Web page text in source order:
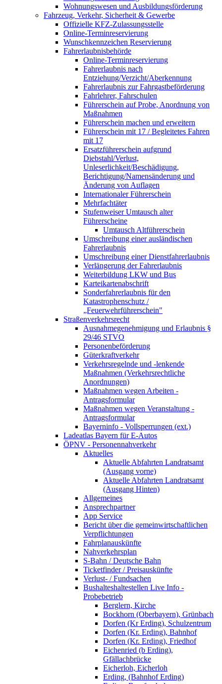
Wohnungswesen und Ausbildungsförderung
Fahrzeug, Verkehr, Sicherheit & Gewerbe
Offizielle KFZ-Zulassungsstelle
Online-Terminreservierung
Wunschkennzeichen Reservierung
Fahrerlaubnisbehörde
Online-Terminreservierung
Fahrerlaubnis nach
Entziehung/Verzicht/Aberkennung
Fahrerlaubnis zur Fahrgastbeförderung
Fahrlehrer, Fahrschulen
Führerschein auf Probe, Anordnung von
Maßnahmen
Führerschein machen und erweitern
Führerschein mit 17 / Begleitetes Fahren
mit 17
Ersatzführerschein aufgrund
Diebstahl/Verlust,
Unleserlichkeit/Beschädigung,
Berichtigung/Namensänderung und
Änderung von Auflagen
Internationaler Führerschein
Mehrfachtäter
Stufenweiser Umtausch alter
Führerscheine
Umtausch Altführerschein
Umschreibung einer ausländischen
Fahrerlaubnis
Umschreibung einer Dienstfahrerlaubnis
Verlängerung der Fahrerlaubnis
Weiterbildung LKW und Bus
Karteikartenabschrift
Sonderfahrerlaubnis für den
Katastrophenschutz /
„Feuerwehrführerschein"
Straßenverkehrsrecht
Ausnahmegenehmigung und Erlaubnis §
29/46 STVO
Personenbeförderung
Güterkraftverkehr
Verkehrsregelnde und -lenkende
Maßnahmen (Verkehrsrechtliche
Anordnungen)
Maßnahmen wegen Arbeiten -
Antragsformular
Maßnahmen wegen Veranstaltung -
Antragsformular
Bayerninfo - Vollsperrungen (ext.)
Ladeatlas Bayern für E-Autos
ÖPNV - Personennahverkehr
Aktuelles
Aktuelle Abfahrten Landratsamt
(Ausgang vorne)
Aktuelle Abfahrten Landratsamt
(Ausgang Hinten)
Allgemeines
Ansprechpartner
App Service
Bericht über die gemeinwirtschaftlichen
Verpflichtungen
Fahrplanauskünfte
Nahverkehrsplan
S-Bahn / Deutsche Bahn
Ticketfinder / Preisauskünfte
Verlust- / Fundsachen
Bushalteshaltestellen Live Info -
Probebetrieb
Berglern, Kirche
Bockhorn (Oberbayern), Grünbach
Dorfen (Kr Erding), Schulzentrum
Dorfen (Kr. Erding), Bahnhof
Dorfen (Kr. Erding), Friedhof
Eichenried (b Erding),
Gfällachbrücke
Eicherloh, Eicherloh
Erding, (Bahnhof Erding)